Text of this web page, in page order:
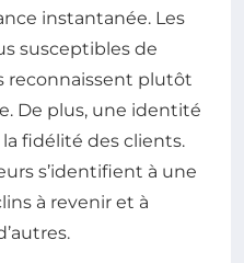
instantanée. Les
susceptibles de
reconnaissent plutôt
De plus, une identité
fidélité des clients.
s’identifient à une
à revenir et à